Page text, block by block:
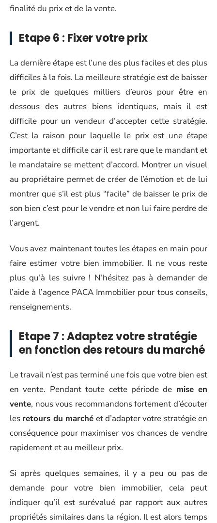
finalité du prix et de la vente.
Etape 6 : Fixer votre prix
La dernière étape est l’une des plus faciles et des plus
difficiles à la fois. La meilleure stratégie est de baisser
le prix de quelques milliers d’euros pour être en
dessous des autres biens identiques, mais il est
difficile pour un vendeur d’accepter cette stratégie.
C’est la raison pour laquelle le prix est une étape
importante et difficile car il est rare que le mandant et
le mandataire se mettent d’accord. Montrer un visuel
au propriétaire permet de créer de l’émotion et de lui
montrer que s’il est plus “facile” de baisser le prix de
son bien c’est pour le vendre et non lui faire perdre de
l’argent.
Vous avez maintenant toutes les étapes en main pour
faire estimer votre bien immobilier. Il ne vous reste
plus qu’à les suivre ! N’hésitez pas à demander de
l’aide à l’agence PACA Immobilier pour tous conseils,
renseignements.
Etape 7 : Adaptez votre stratégie
en fonction des retours du marché
Le travail n’est pas terminé une fois que votre bien est
en vente. Pendant toute cette période de mise en
vente, nous vous recommandons fortement d’écouter
les retours du marché et d’adapter votre stratégie en
conséquence pour maximiser vos chances de vendre
rapidement et au meilleur prix.
Si après quelques semaines, il y a peu ou pas de
demande pour votre bien immobilier, cela peut
indiquer qu’il est surévalué par rapport aux autres
propriétés similaires dans la région. Il est alors temps